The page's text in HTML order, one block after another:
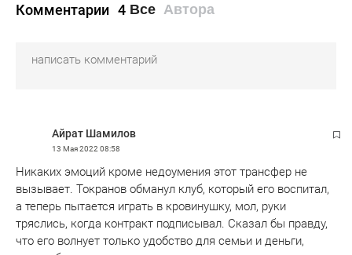
Комментарии 4 Все Автора
Айрат Шамилов
13 Мая 2022 08:58
Никаких эмоций кроме недоумения этот трансфер не
вызывает. Токранов обманул клуб, который его воспитал,
а теперь пытается играть в кровинушку, мол, руки
тряслись, когда контракт подписывал. Сказал бы правду,
что его волнует только удобство для семьи и деньги,